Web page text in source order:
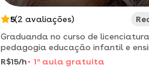
5(2 avaliações)
Graduanda no curso de
pedagogia educação infantil e
fundamental i *acompanhamento individual
*auxílio das atividades diárias * reforço escolar
R$15/h 1 a aula gratuita